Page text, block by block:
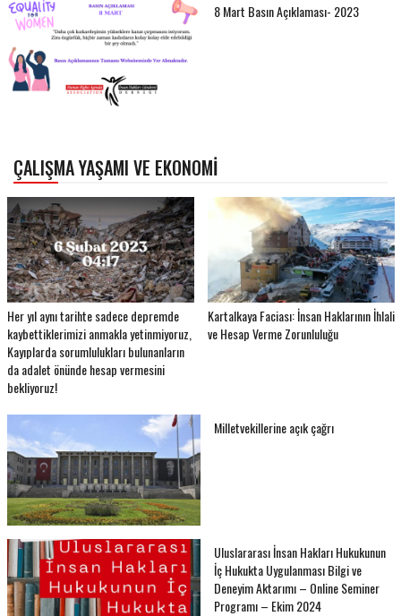
8 Mart Basın Açıklaması- 2023
ÇALIŞMA YAŞAMI VE EKONOMI
Her yıl aynı tarihte sadece depremde
kaybettiklerimizi anmakla yetinmiyoruz,
Kayıplarda sorumlulukları bulunanların
da adalet önünde hesap vermesini
bekliyoruz!
Kartalkaya Faciası: İnsan Haklarının İhlali
ve Hesap Verme Zorunluluğu
Milletvekillerine açık çağrı
Uluslararası İnsan Hakları Hukukunun
İç Hukukta Uygulanması Bilgi ve
Deneyim Aktarımı – Online Seminer
Programı – Ekim 2024